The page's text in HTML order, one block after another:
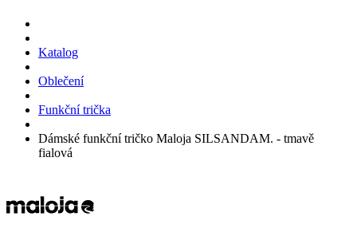
Katalog
Oblečení
Funkční trička
Dámské funkční tričko Maloja SILSANDAM. - tmavě
fialová